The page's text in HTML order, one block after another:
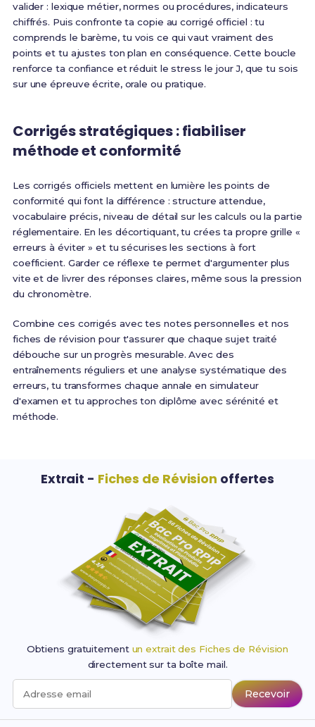
valider : lexique métier, normes ou procédures, indicateurs
chiffrés. Puis confronte ta copie au corrigé officiel : tu
comprends le barème, tu vois ce qui vaut vraiment des
points et tu ajustes ton plan en conséquence. Cette boucle
renforce ta confiance et réduit le stress le jour J, que tu sois
sur une épreuve écrite, orale ou pratique.
Corrigés stratégiques : fiabiliser
méthode et conformité
Les corrigés officiels mettent en lumière les points de
conformité qui font la différence : structure attendue,
vocabulaire précis, niveau de détail sur les calculs ou la partie
réglementaire. En les décortiquant, tu crées ta propre grille «
erreurs à éviter » et tu sécurises les sections à fort
coefficient. Garder ce réflexe te permet d'argumenter plus
vite et de livrer des réponses claires, même sous la pression
du chronomètre.
Combine ces corrigés avec tes notes personnelles et nos
fiches de révision pour t'assurer que chaque sujet traité
débouche sur un progrès mesurable. Avec des
entraînements réguliers et une analyse systématique des
erreurs, tu transformes chaque annale en simulateur
d'examen et tu approches ton diplôme avec sérénité et
méthode.
Extrait - Fiches de Révision offertes
Obtiens gratuitement un extrait des Fiches de Révision
directement sur ta boîte mail.
Adresse email Recevoir